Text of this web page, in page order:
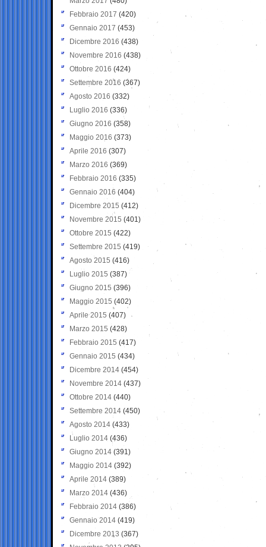
Febbraio 2017 (420)
Gennaio 2017 (453)
Dicembre 2016 (438)
Novembre 2016 (438)
Ottobre 2016 (424)
Settembre 2016 (367)
Agosto 2016 (332)
Luglio 2016 (336)
Giugno 2016 (358)
Maggio 2016 (373)
Aprile 2016 (307)
Marzo 2016 (369)
Febbraio 2016 (335)
Gennaio 2016 (404)
Dicembre 2015 (412)
Novembre 2015 (401)
Ottobre 2015 (422)
Settembre 2015 (419)
Agosto 2015 (416)
Luglio 2015 (387)
Giugno 2015 (396)
Maggio 2015 (402)
Aprile 2015 (407)
Marzo 2015 (428)
Febbraio 2015 (417)
Gennaio 2015 (434)
Dicembre 2014 (454)
Novembre 2014 (437)
Ottobre 2014 (440)
Settembre 2014 (450)
Agosto 2014 (433)
Luglio 2014 (436)
Giugno 2014 (391)
Maggio 2014 (392)
Aprile 2014 (389)
Marzo 2014 (436)
Febbraio 2014 (386)
Gennaio 2014 (419)
Dicembre 2013 (367)